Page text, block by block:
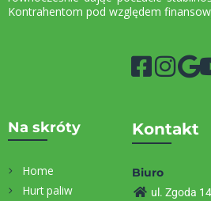
Kontrahentom pod względem
Na skróty
Home
Hurt paliw
Kontakt
Biuro
ul. Zgoda